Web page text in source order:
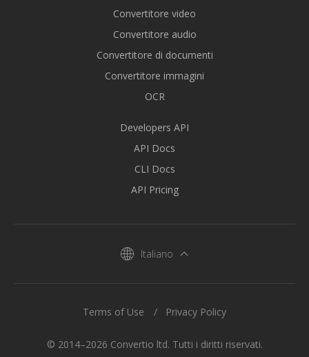
Convertitore video
Convertitore audio
Convertitore di documenti
Convertitore immagini
OCR
Developers API
API Docs
CLI Docs
API Pricing
Italiano
© 2014–2026 Convertio ltd. Tutti i diritti riservati.
Terms of Use Privacy Policy